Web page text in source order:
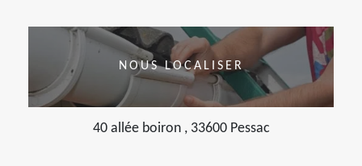
NOUS LOCALISER
40 allée boiron , 33600 Pessac